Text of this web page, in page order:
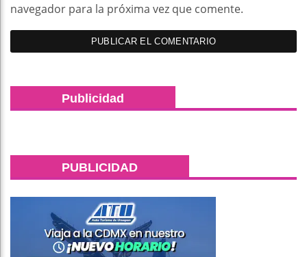
navegador para la próxima vez que comente.
Publicidad
PUBLICIDAD